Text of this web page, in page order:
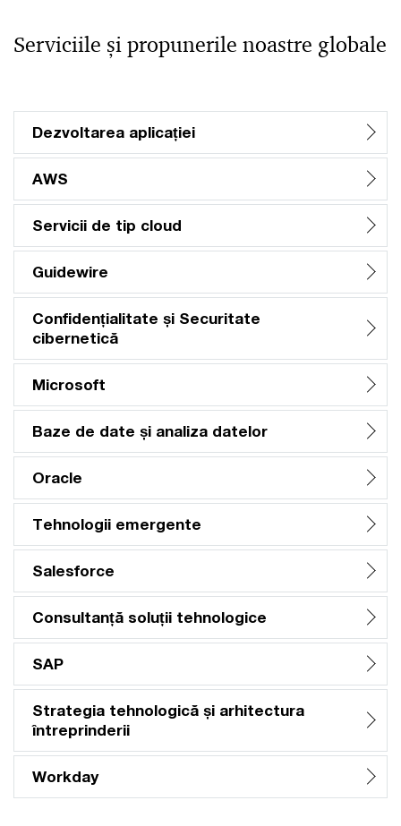
Serviciile și propunerile noastre globale
Dezvoltarea aplicației
AWS
Servicii de tip cloud
Guidewire
Confidențialitate și Securitate
cibernetică
Microsoft
Baze de date și analiza datelor
Oracle
Tehnologii emergente
Salesforce
Consultanță soluții tehnologice
SAP
Strategia tehnologică și arhitectura
întreprinderii
Workday